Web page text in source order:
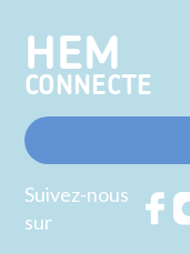
HEM
CONNECTE
Suivez-nous
sur